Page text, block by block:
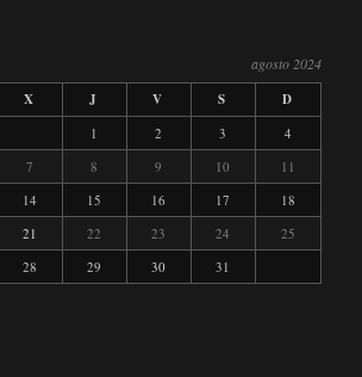
agosto 2024
X J V S D
1 2 3
4
7 8 9 10
11
14 15 16 17
18
21 22 23 24
25
28 29 30 31